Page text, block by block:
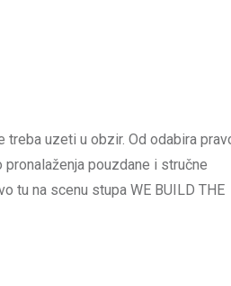
treba uzeti u obzir. Od odabira
pouzdane i stručne
tu na scenu stupa WE BUILD THE